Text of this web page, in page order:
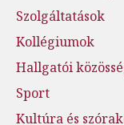
Szolgáltatások
Kollégiumok
Hallgatói
Sport
Kultúra és